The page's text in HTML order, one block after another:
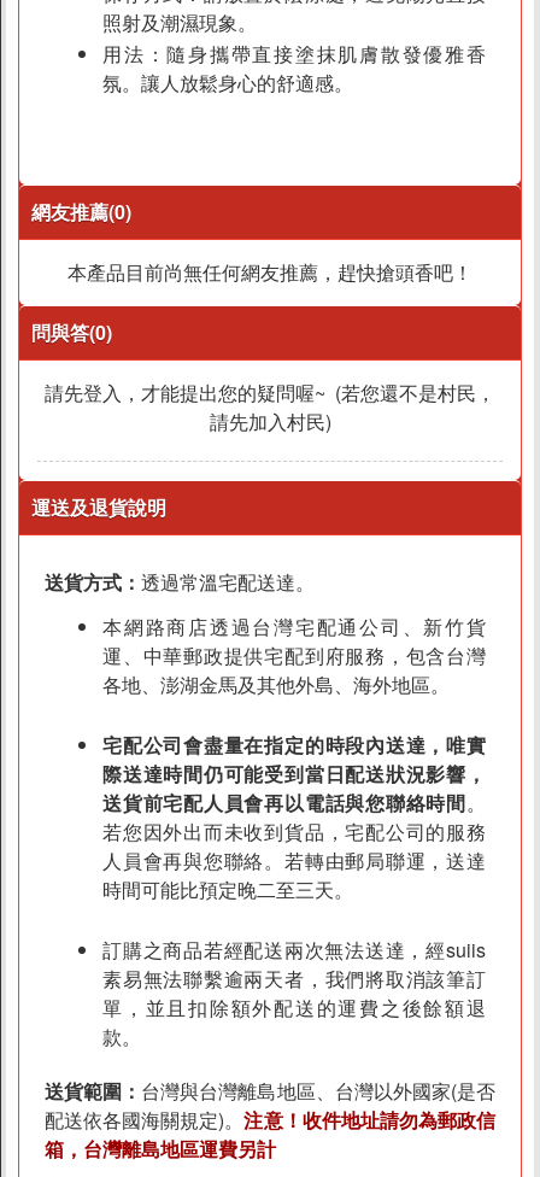
照射及潮濕現象。
用法：隨身攜帶直接塗抹肌膚散發優雅香
氛。讓人放鬆身心的舒適感。
網友推薦(0)
本產品目前尚無任何網友推薦，趕快搶頭香吧！
問與答(0)
請先登入，才能提出您的疑問喔~ (若您還不是村民，
請先加入村民)
運送及退貨說明
送貨方式： 透過常溫宅配送達。
本網路商店透過台灣宅配通公司、新竹貨
運、中華郵政提供宅配到府服務，包含台灣
各地、澎湖金馬及其他外島、海外地區。
宅配公司會盡量在指定的時段內送達，唯實
際送達時間仍可能受到當日配送狀況影響，
送貨前宅配人員會再以電話與您聯絡時間。
若您因外出而未收到貨品，宅配公司的服務
人員會再與您聯絡。若轉由郵局聯運，送達
時間可能比預定晚二至三天。
訂購之商品若經配送兩次無法送達，經suiis
素易無法聯繫逾兩天者，我們將取消該筆訂
單，並且扣除額外配送的運費之後餘額退
款。
送貨範圍： 台灣與台灣離島地區、台灣以外國家(是否
配送依各國海關規定)。注意！收件地址請勿為郵政信
箱，台灣離島地區運費另計